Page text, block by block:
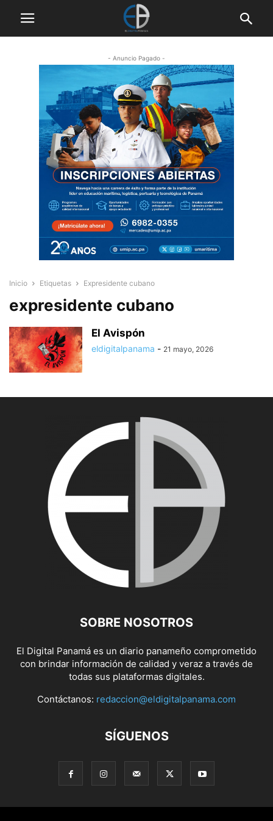
- Anuncio Pagado -
Inicio Etiquetas Expresidente cubano
expresidente cubano
El Avispón
eldigitalpanama - 21 mayo, 2026
SOBRE NOSOTROS
El Digital Panamá es un diario panameño comprometido
con brindar información de calidad y veraz a través de
todas sus plataformas digitales.
Contáctanos: redaccion@eldigitalpanama.com
SÍGUENOS